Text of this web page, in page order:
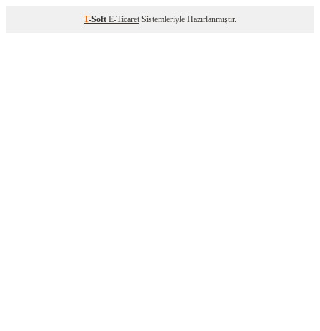
T-Soft E-Ticaret Sistemleriyle Hazırlanmıştır.